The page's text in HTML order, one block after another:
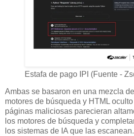
Estafa de pago IPI (Fuente -
Ambas se basaron en una mezcla
motores de búsqueda y HTML
páginas maliciosas parecieran
los motores de búsqueda y
los sistemas de IA que las escanean.